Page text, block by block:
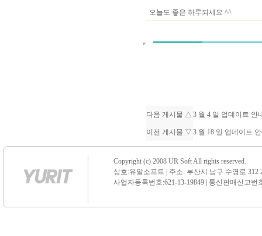
오늘도 좋은 하루되세요 ^^
다음 게시물 △ 3 월 4 일 업데이트 안
이전 게시물 ▽ 3 월 18 일 업데이트
Copyright (c) 2008 UR Soft All rights reserved.
상호:유알소프트 | 주소: 부산시 남구 수영로 312
사업자등록번호:621-13-19849 | 통신판매신고번